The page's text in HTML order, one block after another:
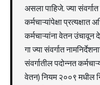
असला पाहिजे. ज्या
कर्मचाऱ्यांपेक्षा
कर्मचाऱ्यांना वेतन उंचावून
गा ज्या संवर्गात
संवर्गातील पदोन्नत
वेतन) नियम २००९ मधील